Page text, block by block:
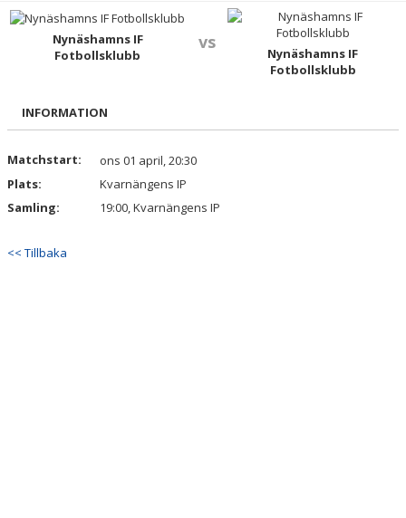
TRUPPEN
KONTAKT
Nynäshamns IF
Fotbollsklubb
vs
Nynäshamns IF
Fotbollsklubb
INFORMATION
Matchstart:
ons 01 april, 20:30
Plats:
Kvarnängens IP
Samling:
19:00, Kvarnängens IP
<< Tillbaka